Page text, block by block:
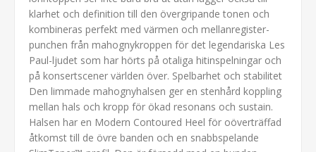
klarhet och definition till den övergripande tonen och
kombineras perfekt med värmen och mellanregister-
punchen från mahognykroppen för det legendariska Les
Paul-ljudet som har hörts på otaliga hitinspelningar och
på konsertscener världen över. Spelbarhet och stabilitet
Den limmade mahognyhalsen ger en stenhård koppling
mellan hals och kropp för ökad resonans och sustain.
Halsen har en Modern Contoured Heel för oöverträffad
åtkomst till de övre banden och en snabbspelande